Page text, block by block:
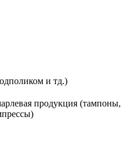
и тд.)
продукция (тампоны,